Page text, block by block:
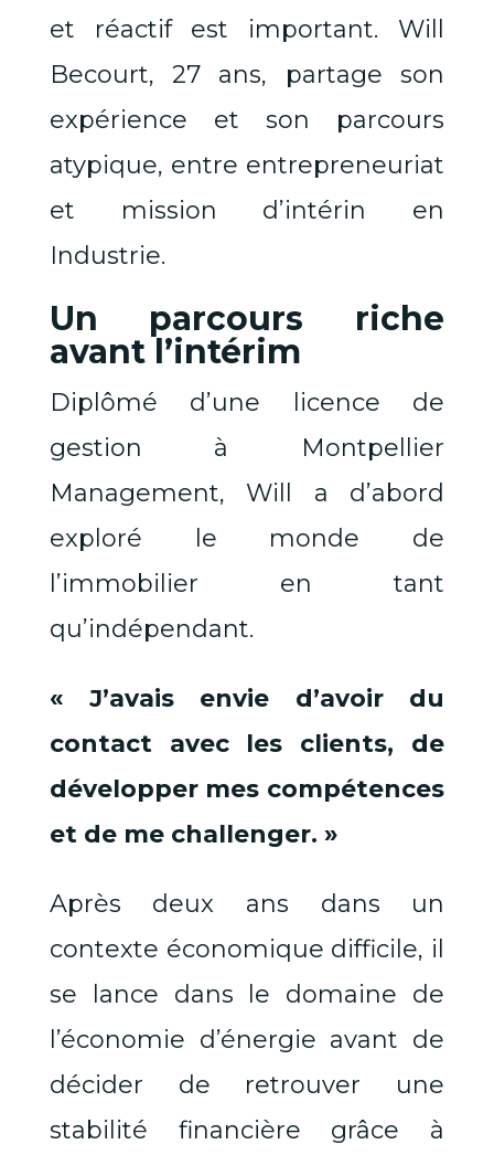
et réactif est important. Will
Becourt, 27 ans, partage son
expérience et son parcours
atypique, entre entrepreneuriat
et mission d’intérin en
Industrie.
Un parcours riche
avant l’intérim
Diplômé d’une licence de
gestion à Montpellier
Management, Will a d’abord
exploré le monde de
l’immobilier en tant
qu’indépendant.
« J’avais envie d’avoir du
contact avec les clients, de
développer mes compétences
et de me challenger. »
Après deux ans dans un
contexte économique difficile, il
se lance dans le domaine de
l’économie d’énergie avant de
décider de retrouver une
stabilité financière grâce à